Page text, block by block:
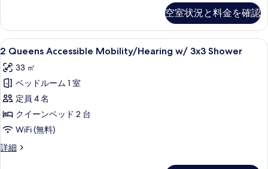
べ
て
の
写
真
を
表
示
す
Accessible
w/
3x3
の
詳
細
空室状況と料金を確認
2
Queens
Accessible
Mobility/Hearing
w/
3x3
Shower
の
低刺激性寝具、羽毛の掛け布団、セ
5
2 Queens Accessible Mobility/Hearing w/ 3x3 Shower
33 ㎡
ベッドルーム 1 室
定員 4 名
クイーンベッド 2 台
WiFi (無料)
詳細
2